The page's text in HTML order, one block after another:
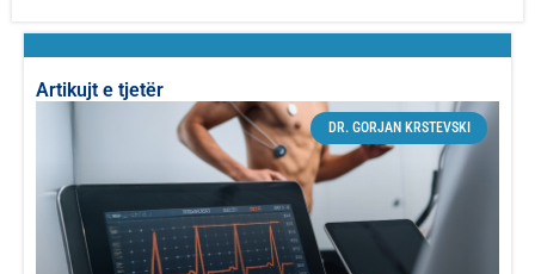
Artikujt e tjetër
DR. GORJAN KRSTEVSKI